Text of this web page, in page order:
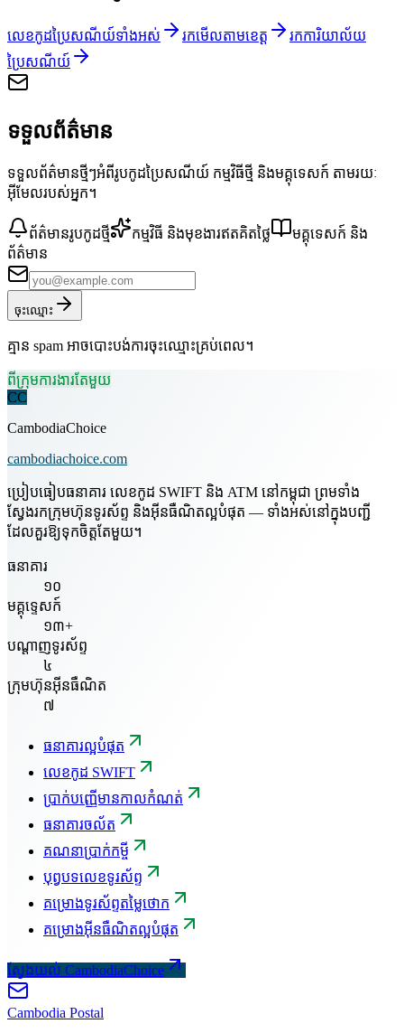
លេខកូដប្រៃសណីយ៍ទាំងអស់ រកមើលតាមខេត្ត
រកការិយាល័យ
ប្រៃសណីយ៍
ទទួលព័ត៌មាន
ទទួលព័ត៌មានថ្មីៗអំពីរូបកូដប្រៃសណីយ៍ កម្មវិធីថ្មី និងមគ្គុទេសក៍ តាមរយៈ
អ៊ីមែលរបស់អ្នក។
ព័ត៌មានរូបកូដថ្មី កម្មវិធី និងមុខងារឥតគិតថ្លៃ
មគ្គុទេសក៍ និង
ព័ត៌មាន
ចុះឈ្មោះ
គ្មាន spam អាចបោះបង់ការចុះឈ្មោះគ្រប់ពេល។
ពីក្រុមការងារតែមួយ
CC
CambodiaChoice
cambodiachoice.com
ប្រៀបធៀបធនាគារ លេខកូដ SWIFT និង ATM នៅកម្ពុជា ព្រមទាំង
ស្វែងរកក្រុមហ៊ុនទូរស័ព្ទ និងអ៊ីនធឺណិតល្អបំផុត — ទាំងអស់នៅក្នុងបញ្ជី
ដែលគួរឱ្យទុកចិត្តតែមួយ។
ធនាគារ
១០
មគ្គុទ្ទេសក៍
១៣+
បណ្តាញទូរស័ព្ទ
៤
ក្រុមហ៊ុនអ៊ីនធឺណិត
៧
ធនាគារល្អបំផុត
លេខកូដ SWIFT
ប្រាក់បញ្ញើមានកាលកំណត់
ធនាគារចល័ត
គណនាប្រាក់កម្ចី
បុព្វបទលេខទូរស័ព្ទ
គម្រោងទូរស័ព្ទតម្លៃថោក
គម្រោងអ៊ីនធឺណិតល្អបំផុត
ស្វែងយល់ CambodiaChoice
Cambodia Postal